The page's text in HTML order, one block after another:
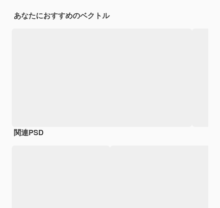
あなたにおすすめのベクトル
関連PSD